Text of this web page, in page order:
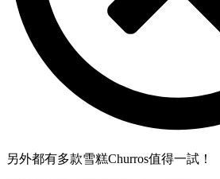
另外都有多款雪糕Churros值得一試！